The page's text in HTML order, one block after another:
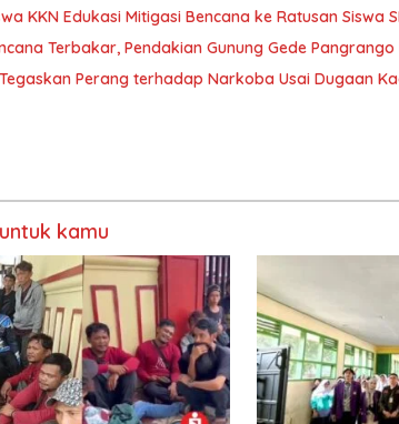
KKN Edukasi Mitigasi Bencana ke Ratusan Siswa
Terbakar, Pendakian Gunung Gede
Perang terhadap Narkoba Usai Dugaan
kamu